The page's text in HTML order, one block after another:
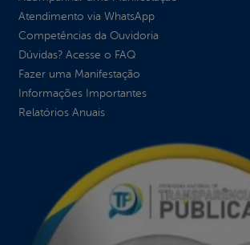
Atendimento via WhatsApp
Competências da Ouvidoria
Dúvidas? Acesse o FAQ
Fazer uma Manifestação
Informações Importantes
Relatórios Anuais